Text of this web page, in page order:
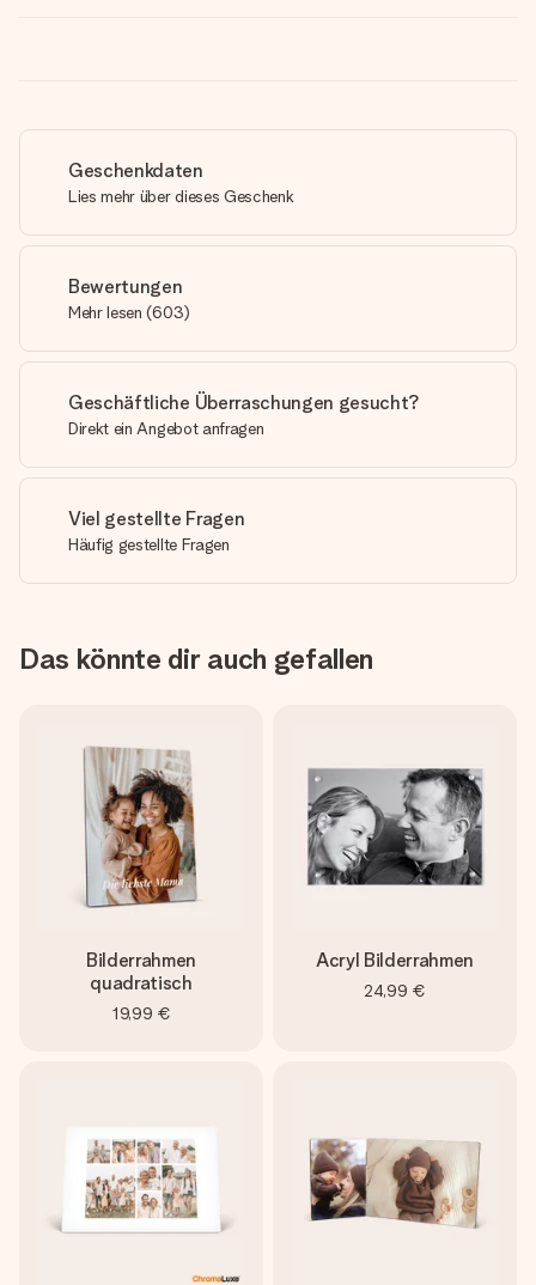
Geschenkdaten
Lies mehr über dieses Geschenk
Bewertungen
Mehr lesen (603)
Geschäftliche Überraschungen gesucht?
Direkt ein Angebot anfragen
Viel gestellte Fragen
Häufig gestellte Fragen
Das könnte dir auch gefallen
Bilderrahmen
quadratisch
19,99 €
Acryl Bilderrahmen
24,99 €